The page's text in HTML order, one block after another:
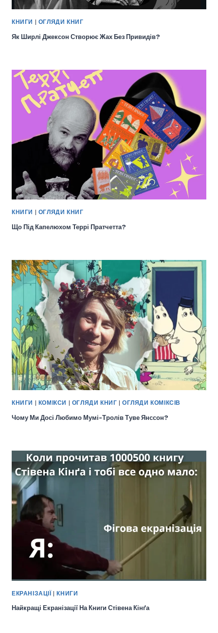
КНИГИ | ОГЛЯДИ КНИГ
Як Ширлі Джексон Створює Жах Без Привидів?
КНИГИ | ОГЛЯДИ КНИГ
Що Під Капелюхом Террі Пратчетта?
КНИГИ | КОМІКСИ | ОГЛЯДИ КНИГ |ОГЛЯДИ КОМІКСІВ
Чому Ми Досі Любимо Мумі-Тролів Туве Янссон?
ЕКРАНІЗАЦІЇ |КНИГИ
Найкращі Екранізації На Книги Стівена Кінґа